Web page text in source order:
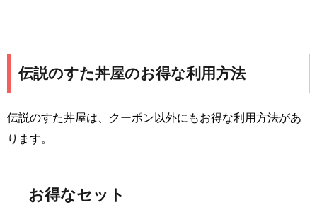
伝説のすた丼屋のお得な利用方法
伝説のすた丼屋は、クーポン以外にもお得な利用方法があ
ります。
お得なセット